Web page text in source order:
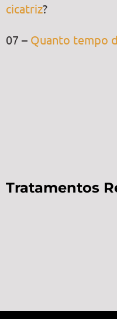
cicatriz?
07 – Quanto tempo
Tratamentos